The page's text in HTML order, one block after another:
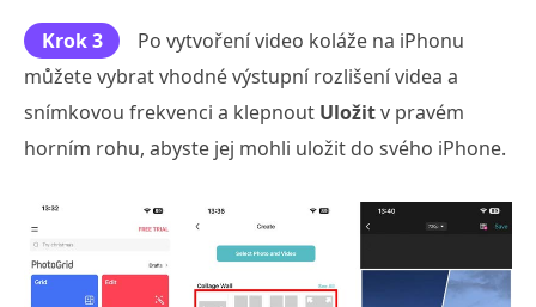
Krok 3
Po vytvoření video koláže na iPhonu
můžete vybrat vhodné výstupní rozlišení videa a
snímkovou frekvenci a klepnout Uložitv pravém
horním rohu, abyste jej mohli uložit do svého iPhone.